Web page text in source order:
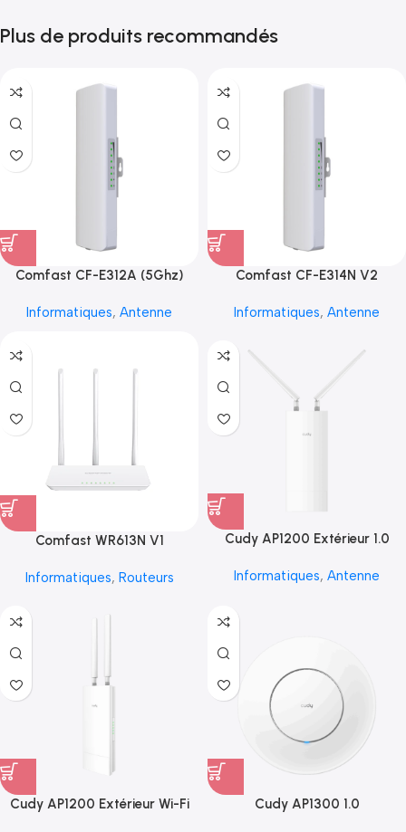
Plus de produits recommandés
Comfast CF-E312A (5Ghz)
Informatiques, Antenne
Comfast CF-E314N V2
Informatiques, Antenne
Comfast WR613N V1
Informatiques, Routeurs
Cudy AP1200 Extérieur 1.0
Informatiques, Antenne
Cudy AP1200 Extérieur Wi-Fi
Cudy AP1300 1.0